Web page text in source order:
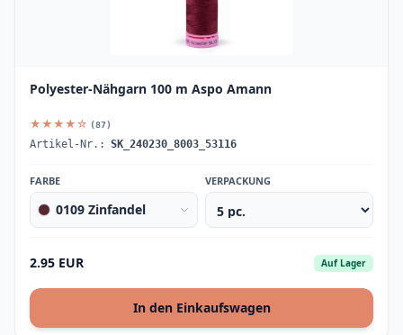
Polyester-Nähgarn 100 m Aspo Amann
★★★★☆ (87)
Artikel-Nr.: SK_240230_8003_53116
FARBE
0109 Zinfandel
VERPACKUNG
2.95 EUR Auf Lager
In den Einkaufswagen